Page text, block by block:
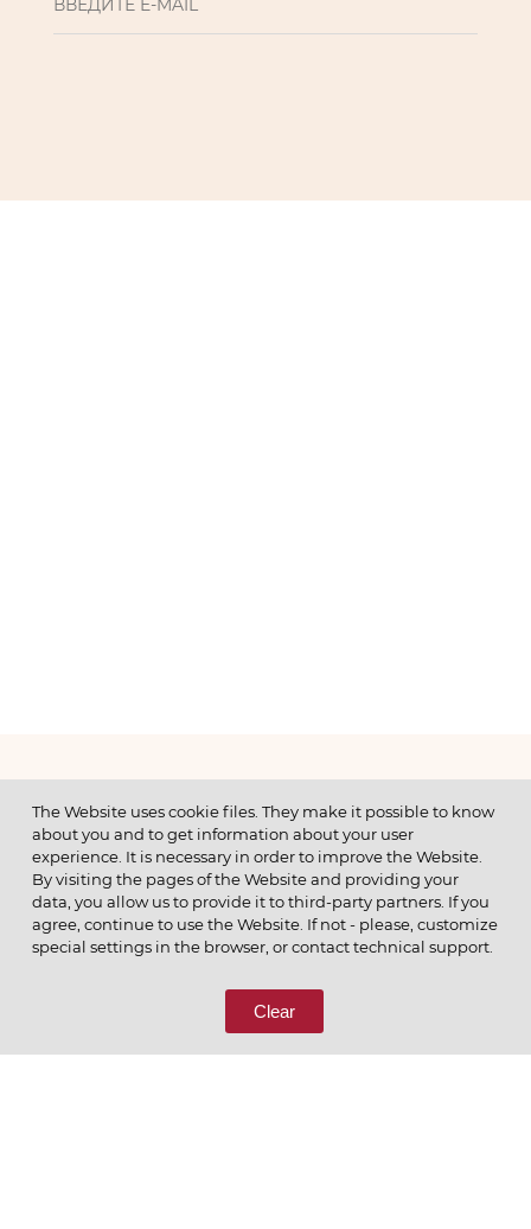
МЕНЮ
© 2026 ОАО
ПОЗВОНИТЕ НАМ
8 (800) 333-65-66
The Website uses cookie files. They make it possible to know
about you and to get information about your user
experience. It is necessary in order to improve the Website.
By visiting the pages of the Website and providing your
data, you allow us to provide it to third-party partners. If you
agree, continue to use the Website. If not - please, customize
special settings in the browser, or contact technical support.
Clear